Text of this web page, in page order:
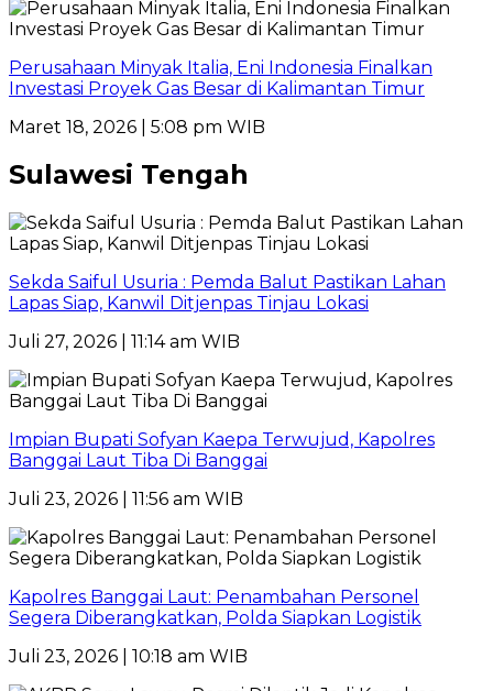
Perusahaan Minyak Italia, Eni Indonesia Finalkan
Investasi Proyek Gas Besar di Kalimantan Timur
Maret 18, 2026 | 5:08 pm WIB
Sulawesi Tengah
Sekda Saiful Usuria : Pemda Balut Pastikan Lahan
Lapas Siap, Kanwil Ditjenpas Tinjau Lokasi
Juli 27, 2026 | 11:14 am WIB
Impian Bupati Sofyan Kaepa Terwujud, Kapolres
Banggai Laut Tiba Di Banggai
Juli 23, 2026 | 11:56 am WIB
Kapolres Banggai Laut: Penambahan Personel
Segera Diberangkatkan, Polda Siapkan Logistik
Juli 23, 2026 | 10:18 am WIB